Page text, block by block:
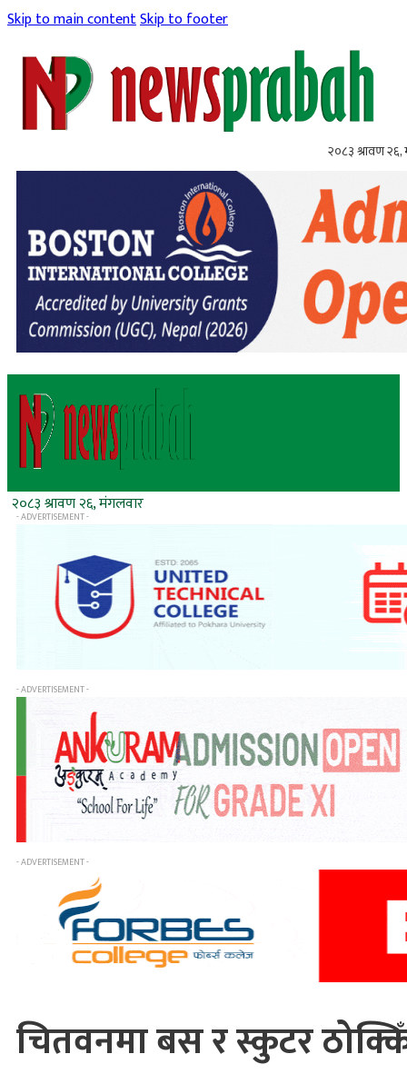
Skip to main contentSkip to footer
२०८३ श्रावण
२०८३ श्रावण २६, मंगलवार
- ADVERTISEMENT -
- ADVERTISEMENT -
- ADVERTISEMENT -
चितवनमा बस र स्कुटर